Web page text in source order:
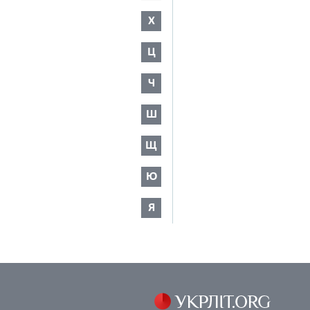
Х
Ц
Ч
Ш
Щ
Ю
Я